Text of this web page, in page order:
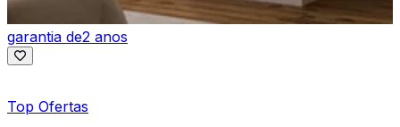
garantia de2 anos
Top Ofertas